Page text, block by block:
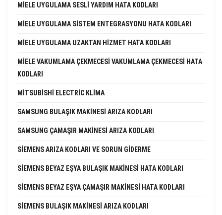
MIELE UYGULAMA SESLI YARDIM HATA KODLARI
MIELE UYGULAMA SISTEM ENTEGRASYONU HATA KODLARI
MIELE UYGULAMA UZAKTAN HIZMET HATA KODLARI
MIELE VAKUMLAMA ÇEKMECESI VAKUMLAMA ÇEKMECESI HATA
KODLARI
MITSUBISHI ELECTRIC KLIMA
SAMSUNG BULAŞIK MAKINESI ARIZA KODLARI
SAMSUNG ÇAMAŞIR MAKINESI ARIZA KODLARI
SIEMENS ARIZA KODLARI VE SORUN GIDERME
SIEMENS BEYAZ EŞYA BULAŞIK MAKINESI HATA KODLARI
SIEMENS BEYAZ EŞYA ÇAMAŞIR MAKINESI HATA KODLARI
SIEMENS BULAŞIK MAKINESI ARIZA KODLARI